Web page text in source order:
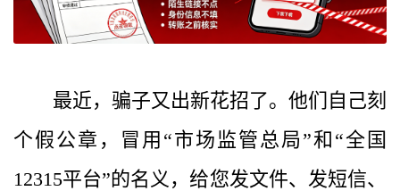
最近，骗子又出新花招了。他们自己刻
个假公章，冒用“市场监管总局”和“全国
12315平台”的名义，给您发文件、发短信、